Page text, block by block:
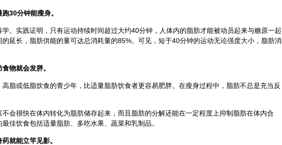
30分钟能瘦身。
学。实践证明，只有运动持续时间超过大约40分钟，人体内的脂肪才能被动员起来与糖原一起
延长，脂肪供能的量可达总消耗量的85%。可见，短于40分钟的运动无论强度大小，脂肪消
物就会发胖。
高脂或低脂饮食的青少年，比适量脂肪饮食者更容易肥胖。在瘦身过程中，脂肪不总是充当反
不会很快在体内转化为脂肪储存起来，而且脂肪的分解还能在一定程度上抑制脂肪在体内合
佳饮食包括适量脂肪、多吃水果、蔬菜和乳制品。
就能立竿见影。